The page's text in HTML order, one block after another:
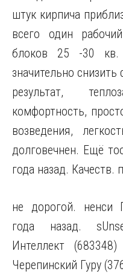
штук кирпича
всего один
блоков 25 -30
значительно
результат,
комфортность,
возведения,
долговечнен. Ещё
года назад. Качеств.
не дорогой. ненси
года назад.
Интеллект
Черепинский Гуру